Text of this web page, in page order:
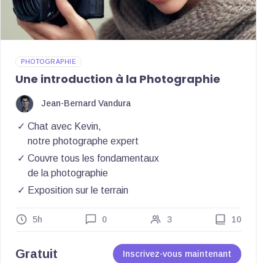
PHOTOGRAPHIE
Une introduction à la Photographie
Jean-Bernard Vandura
Chat avec Kevin,
notre photographe expert
Couvre tous les fondamentaux
de la photographie
Exposition sur le terrain
5h 0 3 10
Gratuit Inscrivez-vous maintenant